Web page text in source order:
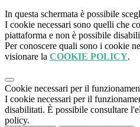
In questa schermata è possibile
I cookie necessari sono quelli che
piattaforma e non è possibile
Per conoscere quali sono i cookie
visionare la COOKIE POLICY.
Cookie necessari per il
I cookie necessari per il
disabilitati. È possibile consultare
policy.